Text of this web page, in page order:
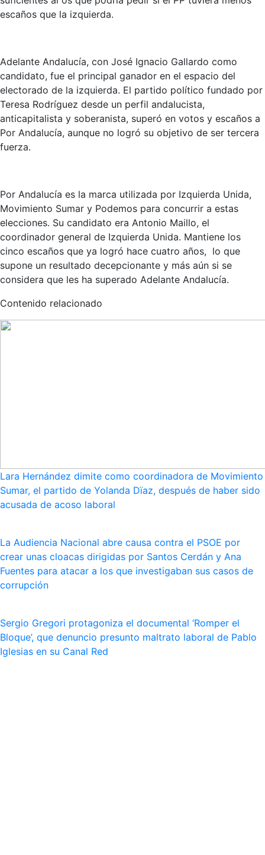
escaños que la izquierda.
Adelante Andalucía, con José Ignacio Gallardo como
candidato, fue el principal ganador en el espacio del
electorado de la izquierda. El partido político fundado por
Teresa Rodríguez desde un perfil andalucista,
anticapitalista y soberanista, superó en votos y escaños a
Por Andalucía, aunque no logró su objetivo de ser tercera
fuerza.
Por Andalucía es la marca utilizada por Izquierda Unida,
Movimiento Sumar y Podemos para concurrir a estas
elecciones. Su candidato era Antonio Maillo, el
coordinador general de Izquierda Unida. Mantiene los
cinco escaños que ya logró hace cuatro años, lo que
supone un resultado decepcionante y más aún si se
considera que les ha superado Adelante Andalucía.
Contenido relacionado
Lara Hernández dimite como coordinadora de Movimiento
Sumar, el partido de Yolanda Dïaz, después de haber sido
acusada de acoso laboral
La Audiencia Nacional abre causa contra el PSOE por
crear unas cloacas dirigidas por Santos Cerdán y Ana
Fuentes para atacar a los que investigaban sus casos de
corrupción
Sergio Gregori protagoniza el documental ‘Romper el
Bloque’, que denuncio presunto maltrato laboral de Pablo
Iglesias en su Canal Red